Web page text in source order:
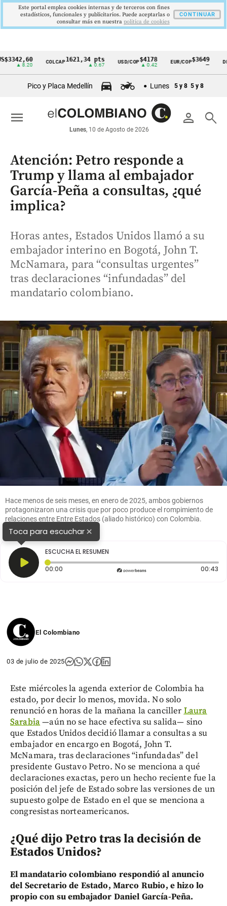
Cintillo
económicos
Colombia
COLCAP1621,34 pts USD/COP$4178
▲ 0.42
EUR/COP$3649
—
Pico y Placa Medellín Lunes 5 y 8 5 y 8
person search
Lunes, 10 de Agosto de 2026
menu
Atención: Petro responde a
Trump y llama al embajador
García-Peña a consultas, ¿qué
implica?
Horas antes, Estados Unidos llamó a su
embajador interino en Bogotá, John T.
McNamara, para “consultas urgentes”
tras declaraciones “infundadas” del
mandatario colombiano.
Hace menos de seis meses, en enero de 2025, ambos gobiernos
protagonizaron una crisis que por poco produce el rompimiento de
relaciones entre Entre Estados (aliado histórico) con Colombia.
Fotos: AFP y Presidencia
Toca para escuchar×
ESCUCHA EL RESUMEN
00:00 Tiempo transcurrido: 0 segundos 00:43
El Colombiano
03 de julio de 2025
Este miércoles la agenda exterior de Colombia ha
estado, por decir lo menos, movida. No solo
renunció en horas de la mañana la canciller Laura
Sarabia—aún no se hace efectiva su salida— sino
que Estados Unidos decidió llamar a consultas a su
embajador en encargo en Bogotá, John T.
McNamara, tras declaraciones “infundadas” del
presidente Gustavo Petro. No se menciona a qué
declaraciones exactas, pero un hecho reciente fue la
posición del jefe de Estado sobre las versiones de un
supuesto golpe de Estado en el que se menciona a
congresistas norteamericanos.
¿Qué dijo Petro tras la decisión de
Estados Unidos?
El mandatario colombiano respondió al anuncio
del Secretario de Estado, Marco Rubio, e hizo lo
propio con su embajador Daniel García-Peña.
Este portal emplea cookies internas y de terceros con fines
estadísticos, funcionales y publicitarios. Puede aceptarlas o
consultar más en nuestra politica de cookies
CONTINUAR